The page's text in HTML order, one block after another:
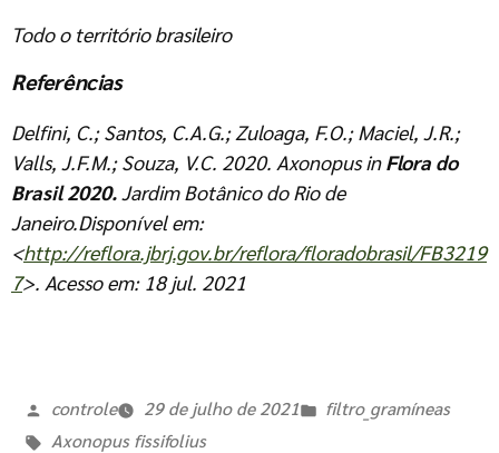
Todo o território brasileiro
Referências
Delfini, C.; Santos, C.A.G.; Zuloaga, F.O.; Maciel, J.R.;
Valls, J.F.M.; Souza, V.C. 2020. Axonopus in Flora do
Brasil 2020.Jardim Botânico do Rio de
Janeiro.Disponível em:
<http://reflora.jbrj.gov.br/reflora/floradobrasil/FB3219
7>. Acesso em: 18 jul. 2021
controle 29 de julho de 2021
filtro_gramíneas
Axonopus fissifolius